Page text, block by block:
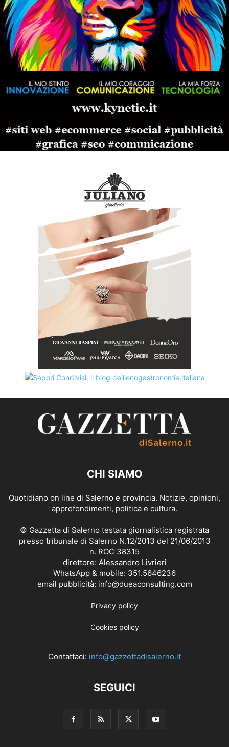
CHI SIAMO
Quotidiano on line di Salerno e provincia. Notizie, opinioni,
approfondimenti, politica e cultura.
© Gazzetta di Salerno testata giornalistica registrata
presso tribunale di Salerno N.12/2013 del 21/06/2013
n. ROC 38315
direttore: Alessandro Livrieri
WhatsApp & mobile: 351.5646236
email pubblicità: info@dueaconsulting.com
Privacy policy
Cookies policy
Contattaci: info@gazzettadisalerno.it
SEGUICI